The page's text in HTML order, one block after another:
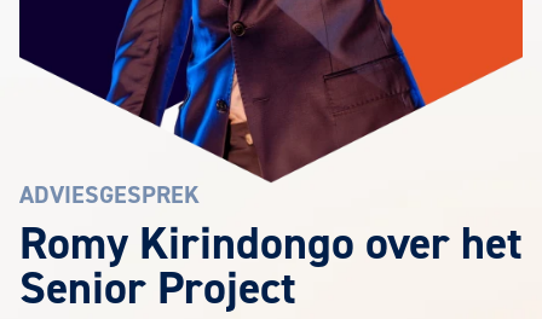
ADVIESGESPREK
Romy Kirindongo over het
Senior Project